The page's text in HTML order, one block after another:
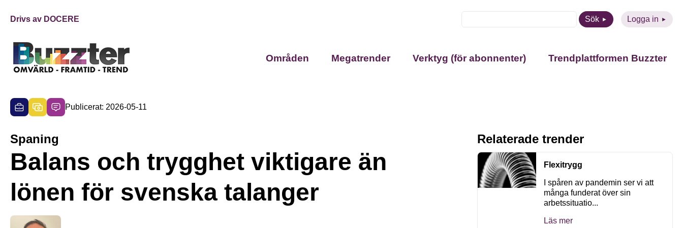
Drivs av DOCERE Sök Logga in
Områden Megatrender Verktyg (för abonnenter) Trendplattformen Buzzter
Publicerat: 2026-05-11
Spaning
Balans och trygghet viktigare än
lönen för svenska talanger
Relaterade trender
Flexitrygg
I spåren av pandemin ser vi att
många funderat över sin
arbetssituatio...
Läs mer